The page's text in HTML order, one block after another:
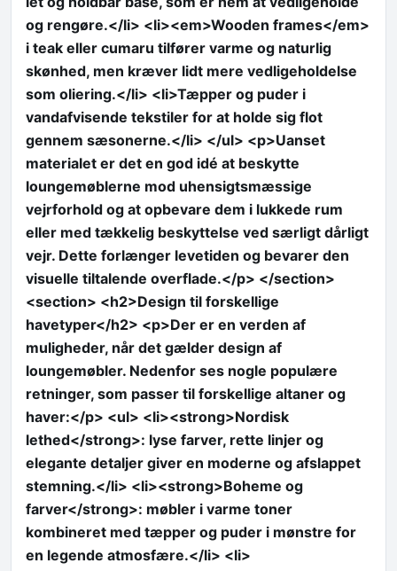
og rengøre.</li> <li><em>Wooden frames</em>
i teak eller cumaru tilfører varme og naturlig
skønhed, men kræver lidt mere vedligeholdelse
som oliering.</li> <li>Tæpper og puder i
vandafvisende tekstiler for at holde sig flot
gennem sæsonerne.</li> </ul> <p>Uanset
materialet er det en god idé at beskytte
loungemøblerne mod uhensigtsmæssige
vejrforhold og at opbevare dem i lukkede rum
eller med tækkelig beskyttelse ved særligt dårligt
vejr. Dette forlænger levetiden og bevarer den
visuelle tiltalende overflade.</p> </section>
<section> <h2>Design til forskellige
havetyper</h2> <p>Der er en verden af
muligheder, når det gælder design af
loungemøbler. Nedenfor ses nogle populære
retninger, som passer til forskellige altaner og
haver:</p> <ul> <li><strong>Nordisk
lethed</strong>: lyse farver, rette linjer og
elegante detaljer giver en moderne og afslappet
stemning.</li> <li><strong>Boheme og
farver</strong>: møbler i varme toner
kombineret med tæpper og puder i mønstre for
en legende atmosfære.</li> <li>